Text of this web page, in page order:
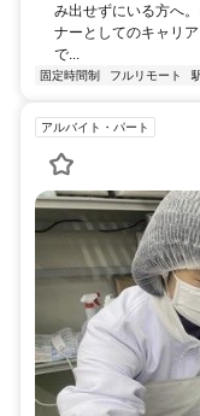
み出せずにいる方へ
ナーとしてのキャリ
で...
固定時間制 フルリモート
アルバイト・パート